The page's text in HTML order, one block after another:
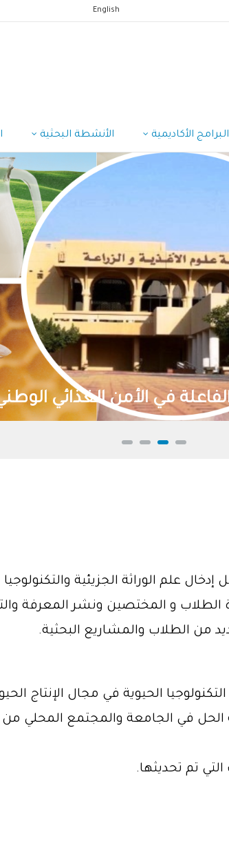
English
البرامج الأكاديمية الأنشطة البحثية
الطبيعية واستدامتها
علم الوراثة الجزيئية
و المختصين ونشر المعرفة
من الطلاب والمشاريع البحثية.
الحيوية في مجال الإنتاج
الحل في الجامعة والمجتمع
تم تحديثها.